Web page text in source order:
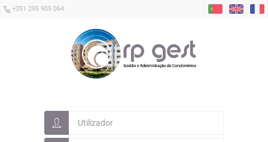
+351 295 905 064